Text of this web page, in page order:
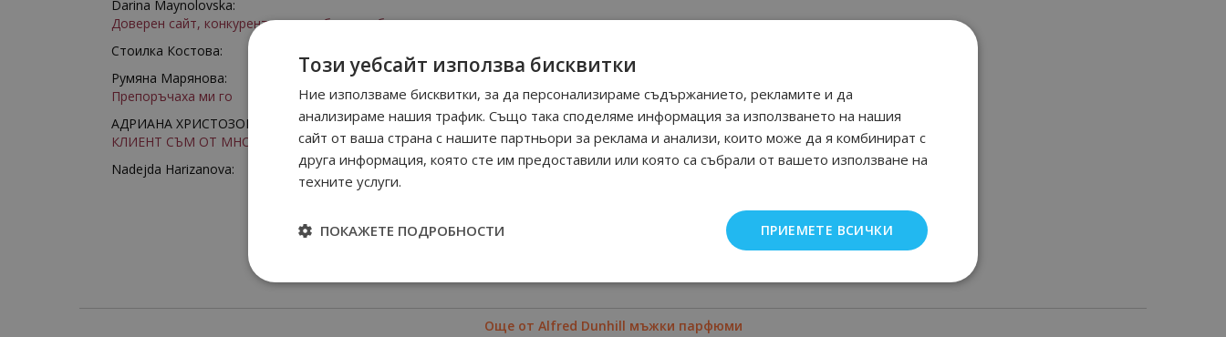
Darina Maynolovska:
Доверен сайт, конкурентни цени, богат избор
Стоилка Костова:
Румяна Марянова:
Препоръчаха ми го
АДРИАНА ХРИСТОЗОВА:
КЛИЕНТ СЪМ ОТ МНОГО ГОДИНИ
Nadejda Harizanova:
Още от Alfred Dunhill мъжки парфюми
Този уебсайт използва бисквитки
Ние използваме бисквитки, за да персонализираме съдържанието, рекламите и да
анализираме нашия трафик. Също така споделяме информация за използването на нашия
сайт от ваша страна с нашите партньори за реклама и анализи, които може да я комбинират с
друга информация, която сте им предоставили или която са събрали от вашето използване на
техните услуги.
ПРИЕМЕТЕ ВСИЧКИ
ПОКАЖЕТЕ ПОДРОБНОСТИ